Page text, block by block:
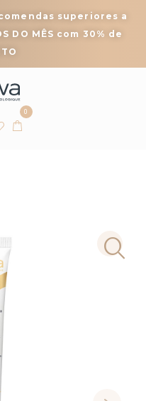
superiores a
DO MÊS com 30% de
0